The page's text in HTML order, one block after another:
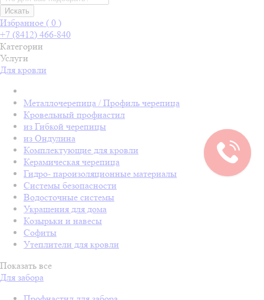
Искать
Избранное ( 0 )
+7 (8412) 466-840
Категории
Услуги
Для кровли
Металлочерепица / Профиль черепица
Кровельный профнастил
из Гибкой черепицы
из Ондулина
Комплектующие для кровли
Керамическая черепица
Гидро- пароизоляционные материалы
Системы безопасности
Водосточные системы
Украшения для дома
Козырьки и навесы
Софиты
Утеплители для кровли
Показать все
Для забора